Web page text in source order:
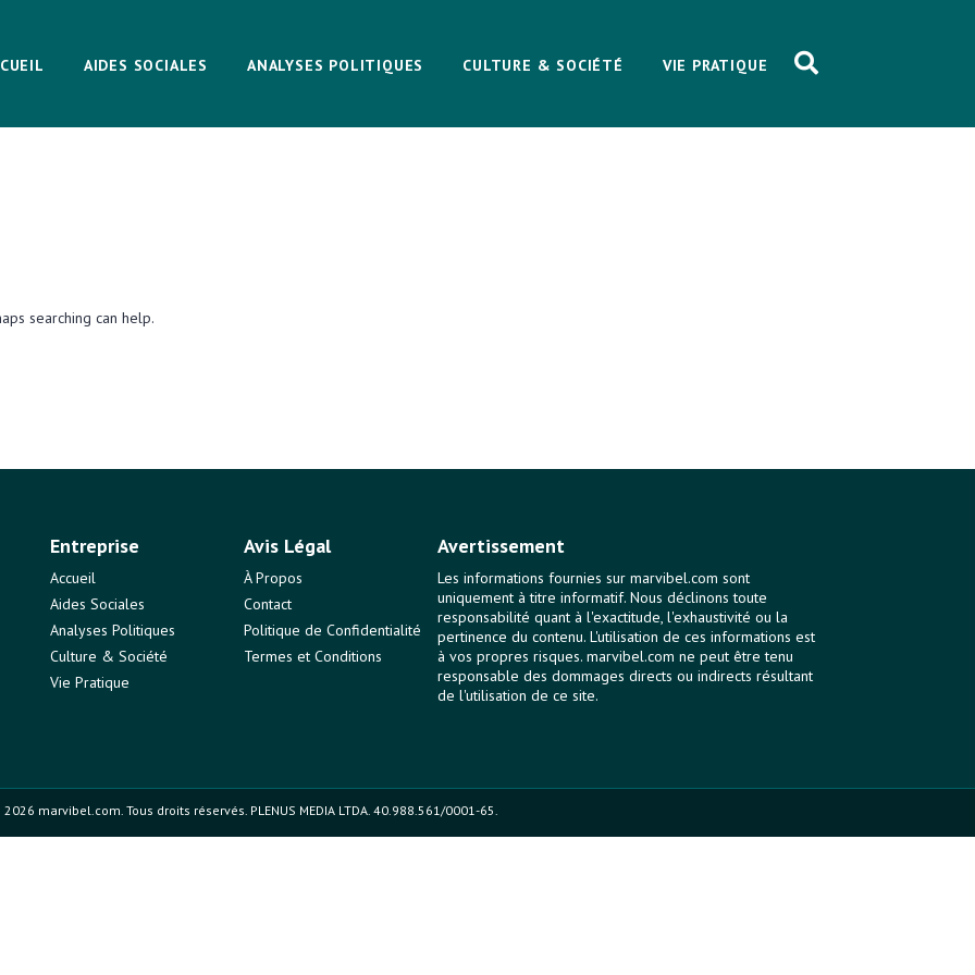
AIDES SOCIALES ANALYSES POLITIQUES CULTURE & SOCIÉTÉ VIE PRATIQUE
searching can help.
Entreprise
Accueil
Aides Sociales
Analyses Politiques
Culture & Société
Vie Pratique
Avis Légal
À Propos
Contact
Politique de Confidentialité
Termes et Conditions
Avertissement
Les informations fournies sur marvibel.com sont
uniquement à titre informatif. Nous déclinons toute
responsabilité quant à l'exactitude, l'exhaustivité ou la
pertinence du contenu. L'utilisation de ces informations est
à vos propres risques. marvibel.com ne peut être tenu
responsable des dommages directs ou indirects résultant
de l'utilisation de ce site.
marvibel.com. Tous droits réservés. PLENUS MEDIA LTDA. 40.988.561/0001-65.